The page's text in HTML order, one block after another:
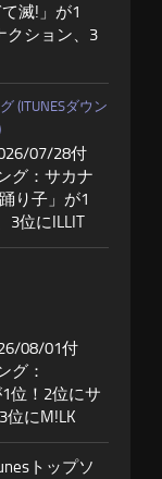
滅!」が1
クション、3
(ITUNESダウン
07/28付
グ：サカナ
り子」が1
3位にILLIT
08/01付
グ：
位！2位にサ
位にM!LK
トップソ